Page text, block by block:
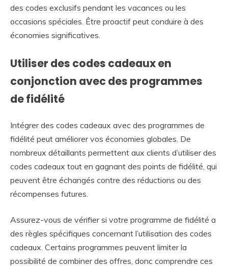
des codes exclusifs pendant les vacances ou les
occasions spéciales. Être proactif peut conduire à des
économies significatives.
Utiliser des codes cadeaux en
conjonction avec des programmes
de fidélité
Intégrer des codes cadeaux avec des programmes de
fidélité peut améliorer vos économies globales. De
nombreux détaillants permettent aux clients d’utiliser des
codes cadeaux tout en gagnant des points de fidélité, qui
peuvent être échangés contre des réductions ou des
récompenses futures.
Assurez-vous de vérifier si votre programme de fidélité a
des règles spécifiques concernant l’utilisation des codes
cadeaux. Certains programmes peuvent limiter la
possibilité de combiner des offres, donc comprendre ces